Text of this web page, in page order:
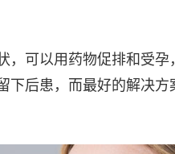
，可以用药物促排和受孕
下后患，而最好的解决